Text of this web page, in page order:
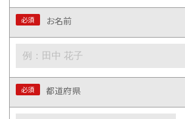
必須 お名前
必須 都道府県